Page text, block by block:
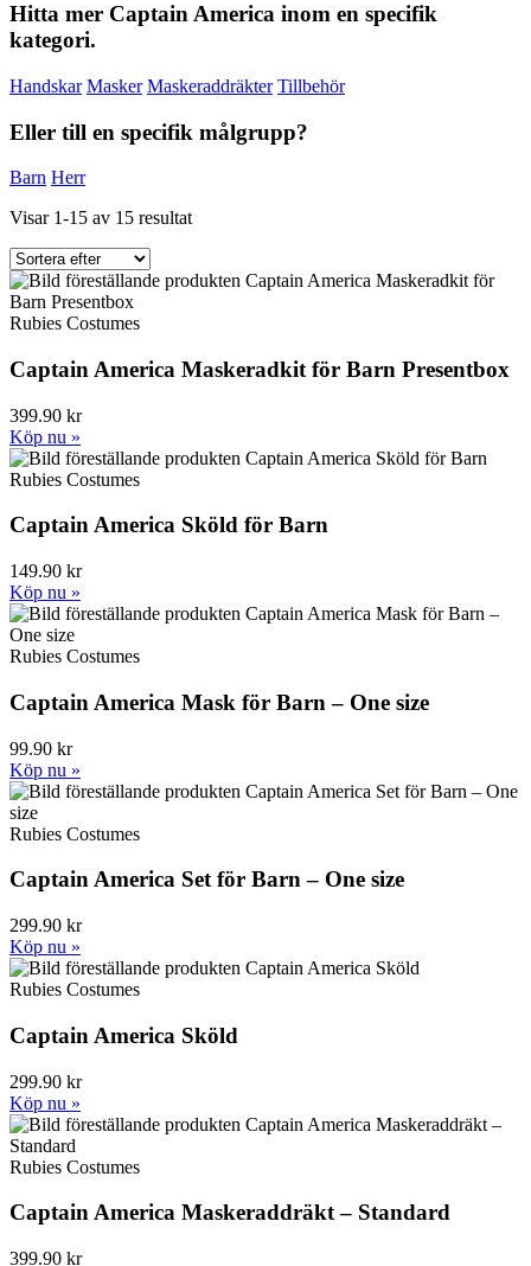
Hitta mer Captain America inom en specifik
kategori.
Handskar Masker Maskeraddräkter Tillbehör
Eller till en specifik målgrupp?
Barn Herr
Visar 1-15 av 15 resultat
Rubies Costumes
Captain America Maskeradkit för Barn Presentbox
399.90 kr
Köp nu »
Rubies Costumes
Captain America Sköld för Barn
149.90 kr
Köp nu »
Rubies Costumes
Captain America Mask för Barn – One size
99.90 kr
Köp nu »
Rubies Costumes
Captain America Set för Barn – One size
299.90 kr
Köp nu »
Rubies Costumes
Captain America Sköld
299.90 kr
Köp nu »
Rubies Costumes
Captain America Maskeraddräkt – Standard
399.90 kr